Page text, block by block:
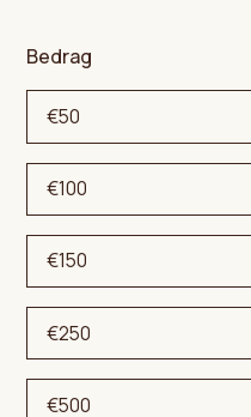
Bedrag
€50
€100
€150
€250
€500